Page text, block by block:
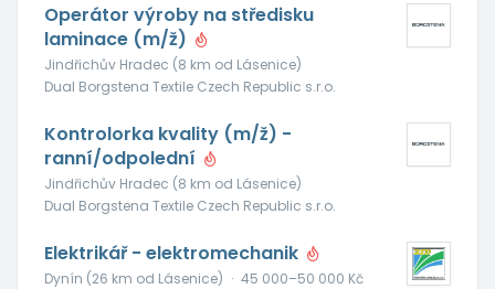
Operátor výroby na středisku
laminace (m/ž)
Jindřichův Hradec (8 km od Lásenice)
Dual Borgstena Textile Czech Republic s.r.o.
Kontrolorka kvality (m/ž) -
ranní/odpolední
Jindřichův Hradec (8 km od Lásenice)
Dual Borgstena Textile Czech Republic s.r.o.
Elektrikář - elektromechanik
Dynín (26 km od Lásenice) · 45 000–50 000 Kč